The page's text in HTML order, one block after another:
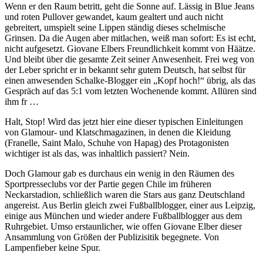
Wenn er den Raum betritt, geht die Sonne auf. Lässig in Blue Jeans
und roten Pullover gewandet, kaum gealtert und auch nicht
gebreitert, umspielt seine Lippen ständig dieses schelmische
Grinsen. Da die Augen aber mitlachen, weiß man sofort: Es ist echt,
nicht aufgesetzt. Giovane Elbers Freundlichkeit kommt von Häätze.
Und bleibt über die gesamte Zeit seiner Anwesenheit. Frei weg von
der Leber spricht er in bekannt sehr gutem Deutsch, hat selbst für
einen anwesenden Schalke-Blogger ein „Kopf hoch!“ übrig, als das
Gespräch auf das 5:1 vom letzten Wochenende kommt. Allüren sind
ihm fr …
Halt, Stop! Wird das jetzt hier eine dieser typischen Einleitungen
von Glamour- und Klatschmagazinen, in denen die Kleidung
(Franelle, Saint Malo, Schuhe von Hapag) des Protagonisten
wichtiger ist als das, was inhaltlich passiert? Nein.
Doch Glamour gab es durchaus ein wenig in den Räumen des
Sportpresseclubs vor der Partie gegen Chile im früheren
Neckarstadion, schließlich waren die Stars aus ganz Deutschland
angereist. Aus Berlin gleich zwei Fußballblogger, einer aus Leipzig,
einige aus München und wieder andere Fußballblogger aus dem
Ruhrgebiet. Umso erstaunlicher, wie offen Giovane Elber dieser
Ansammlung von Größen der Publizisitik begegnete. Von
Lampenfieber keine Spur.